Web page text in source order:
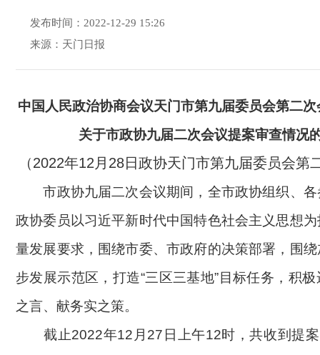
发布时间：2022-12-29 15:26
来源：天门日报
中国人民政治协商会议天门市第九届委员会第二次
关于市政协九届二次会议提案审查情况
（2022年12月28日政协天门市第九届委员会第
市政协九届二次会议期间，全市政协组织、各
政协委员以习近平新时代中国特色社会主义思想
量发展要求，围绕市委、市政府的决策部署，围
步发展示范区，打造“三区三基地”目标任务，积
之言、献务实之策。
截止2022年12月27日上午12时，共收到提案